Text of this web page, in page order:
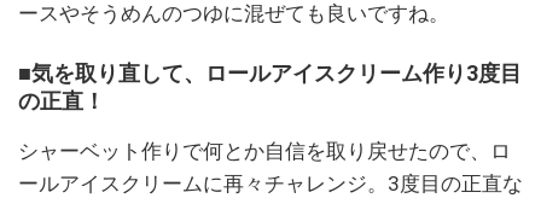
ースやそうめんのつゆに混ぜても良いですね。
■気を取り直して、ロールアイスクリーム作り3度目
の正直！
シャーベット作りで何とか自信を取り戻せたので、ロ
ールアイスクリームに再々チャレンジ。3度目の正直な